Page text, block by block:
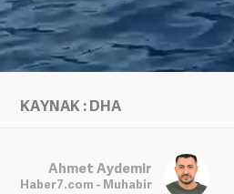
KAYNAK : DHA
Ahmet Aydemir
Haber7.com - Muhabir